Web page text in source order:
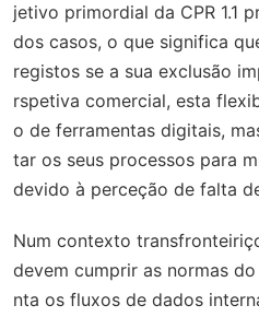
jetivo primordial da CPR 1.1
dos casos, o que significa
registos se a sua exclusão
rspetiva comercial, esta
o de ferramentas digitais,
tar os seus processos para
devido à perceção de falta
Num contexto
devem cumprir as normas
nta os fluxos de dados